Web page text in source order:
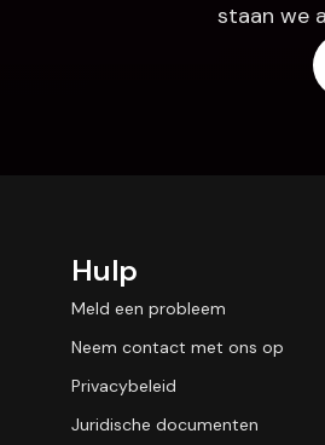
staan we
Hulp
Meld een probleem
Neem contact met ons op
Privacybeleid
Juridische documenten